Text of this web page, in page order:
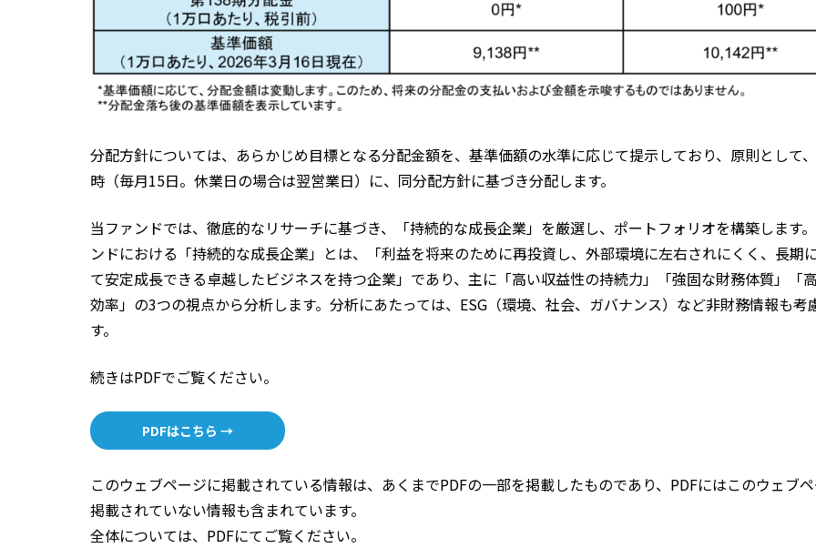
分配方針については、あらかじめ目標となる分配金額を、基準価額の水準に応じて提示しており、原則として
時（毎月15日。休業日の場合は翌営業日）に、同分配方針に基づき分配します。
当ファンドでは、徹底的なリサーチに基づき、「持続的な成長企業」を厳選し、ポートフォリオを構築します
ンドにおける「持続的な成長企業」とは、「利益を将来のために再投資し、外部環境に左右されにくく、長期
て安定成長できる卓越したビジネスを持つ企業」であり、主に「高い収益性の持続力」「強固な財務体質」「
効率」の3つの視点から分析します。分析にあたっては、ESG（環境、社会、ガバナンス）など非財務情報も考
す。
続きはPDFでご覧ください。
PDFはこちら →
このウェブページに掲載されている情報は、あくまでPDFの一部を掲載したものであり、PDFにはこのウェブ
掲載されていない情報も含まれています。
全体については、PDFにてご覧ください。